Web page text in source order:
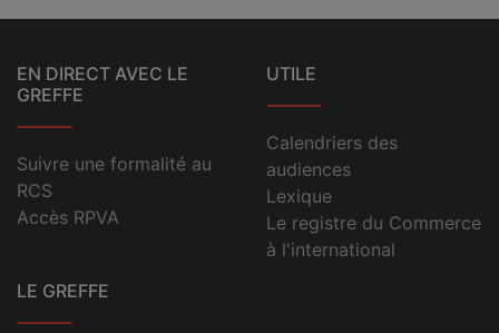
EN DIRECT AVEC LE
GREFFE
Suivre une formalité au
RCS
Accès RPVA
UTILE
Calendriers des
audiences
Lexique
Le registre du Commerce
à l'international
LE GREFFE